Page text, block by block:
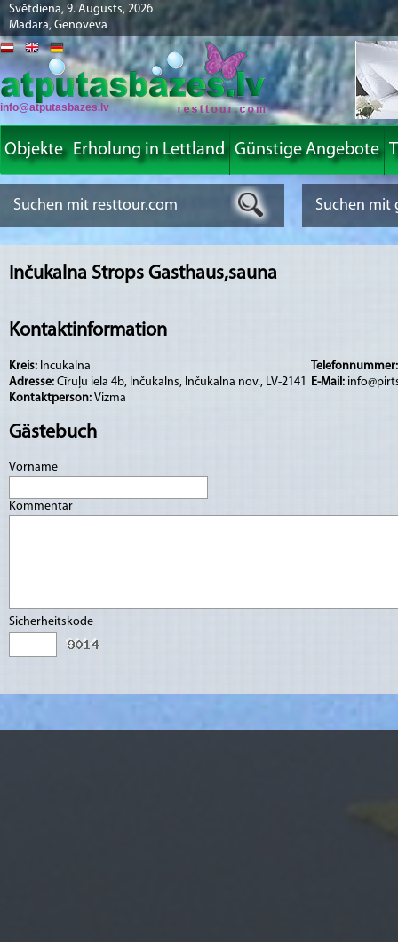
Svētdiena, 9. Augusts, 2026
Madara, Genoveva
info@atputasbazes.lv
Objekte Erholung in Lettland Günstige Angebote
Inčukalna Strops Gasthaus,sauna
Kontaktinformation
Kreis: Incukalna
Adresse: Cīruļu iela 4b, Inčukalns, Inčukalna nov., LV-2141
Kontaktperson: Vizma
E-Mail:
Gästebuch
Vorname
Kommentar
Sicherheitskode